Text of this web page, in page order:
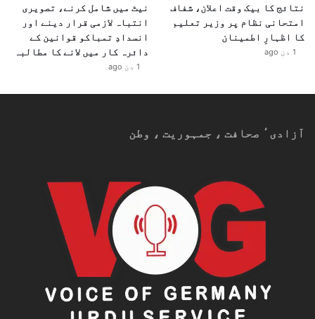
نتائج کا بیک وقت اعلان، شفاف
امتحانی نظام پر وزیر تعلیم
کا اظہارِ اطمینان
1 دن ago
نیٹ میں شامل کرنے، تصویری
انتباہ لازمی قرار دینے اور
انسدادِ تمباکو قوانین کے
دائرہ کار میں لانے کا مطالبہ
1 دن ago
آزادیٴ صحافت ، جمہوریت ، وطن